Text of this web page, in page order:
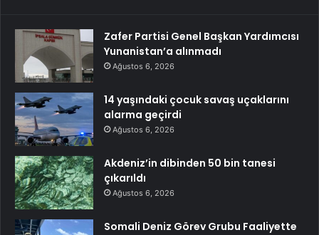
Zafer Partisi Genel Başkan Yardımcısı
Yunanistan’a alınmadı
Ağustos 6, 2026
14 yaşındaki çocuk savaş uçaklarını
alarma geçirdi
Ağustos 6, 2026
Akdeniz’in dibinden 50 bin tanesi
çıkarıldı
Ağustos 6, 2026
Somali Deniz Görev Grubu Faaliyette